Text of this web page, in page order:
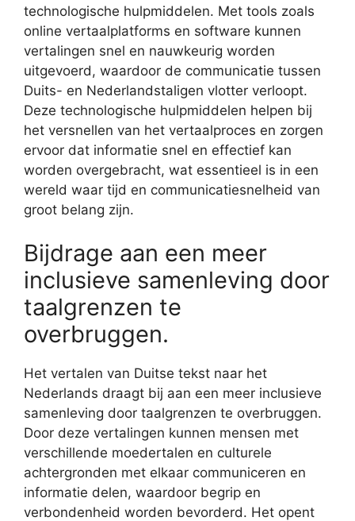
technologische hulpmiddelen. Met tools zoals
online vertaalplatforms en software kunnen
vertalingen snel en nauwkeurig worden
uitgevoerd, waardoor de communicatie tussen
Duits- en Nederlandstaligen vlotter verloopt.
Deze technologische hulpmiddelen helpen bij
het versnellen van het vertaalproces en zorgen
ervoor dat informatie snel en effectief kan
worden overgebracht, wat essentieel is in een
wereld waar tijd en communicatiesnelheid van
groot belang zijn.
Bijdrage aan een meer
inclusieve samenleving door
taalgrenzen te
overbruggen.
Het vertalen van Duitse tekst naar het
Nederlands draagt bij aan een meer inclusieve
samenleving door taalgrenzen te overbruggen.
Door deze vertalingen kunnen mensen met
verschillende moedertalen en culturele
achtergronden met elkaar communiceren en
informatie delen, waardoor begrip en
verbondenheid worden bevorderd. Het opent